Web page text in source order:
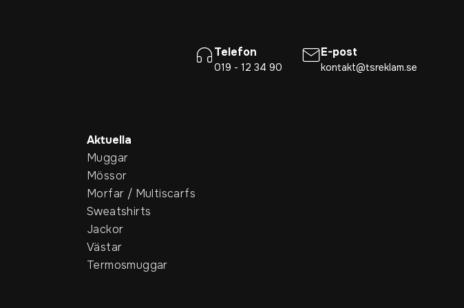
Telefon
019 - 12 34 90
E-post
kontakt@tsreklam.se
Aktuella
Muggar
Mössor
Morfar / Multiscarfs
Sweatshirts
Jackor
Västar
Termosmuggar